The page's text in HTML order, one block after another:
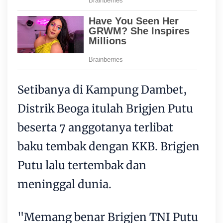
Setibanya di Kampung Dambet,
Distrik Beoga itulah Brigjen Putu
beserta 7 anggotanya terlibat
baku tembak dengan KKB. Brigjen
Putu lalu tertembak dan
meninggal dunia.
"Memang benar Brigjen TNI Putu